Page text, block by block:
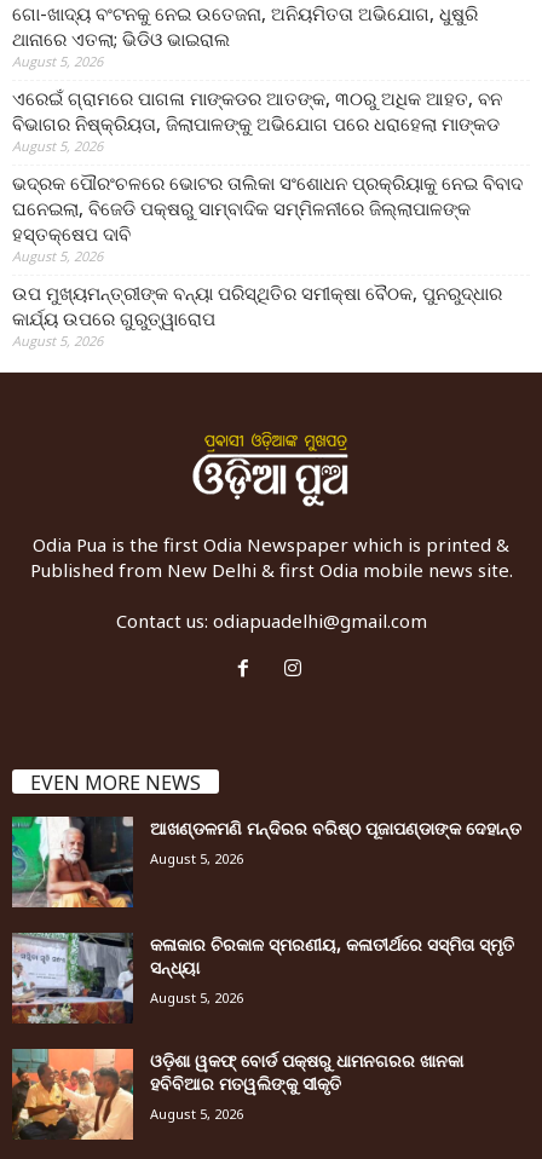
ଗୋ-ଖାଦ୍ୟ ବଂଟନକୁ ନେଇ ଉତେଜନା, ଅନିୟମିତତା ଅଭିଯୋଗ, ଧୁଷୁରି
ଥାନାରେ ଏତଲା; ଭିଡିଓ ଭାଇରାଲ
August 5, 2026
ଏରେଇଁ ଗ୍ରାମରେ ପାଗଳା ମାଙ୍କଡର ଆତଙ୍କ, ୩୦ରୁ ଅଧିକ ଆହତ, ବନ
ବିଭାଗର ନିଷ୍କ୍ରିୟତା, ଜିଲାପାଳଙ୍କୁ ଅଭିଯୋଗ ପରେ ଧରାହେଲା ମାଙ୍କଡ
August 5, 2026
ଭଦ୍ରକ ପୌରଂଚଳରେ ଭୋଟର ତାଲିକା ସଂଶୋଧନ ପ୍ରକ୍ରିୟାକୁ ନେଇ ବିବାଦ
ଘନେଇଲା, ବିଜେଡି ପକ୍ଷରୁ ସାମ୍ବାଦିକ ସମ୍ମିଳନୀରେ ଜିଲ୍ଲାପାଳଙ୍କ
ହସ୍ତକ୍ଷେପ ଦାବି
August 5, 2026
ଉପ ମୁଖ୍ୟମନ୍ତ୍ରୀଙ୍କ ବନ୍ୟା ପରିସ୍ଥିତିର ସମୀକ୍ଷା ବୈଠକ, ପୁନରୁଦ୍ଧାର
କାର୍ଯ୍ୟ ଉପରେ ଗୁରୁତ୍ୱାରୋପ
August 5, 2026
Odia Pua is the first Odia Newspaper which is printed &
Published from New Delhi & first Odia mobile news site.
Contact us: odiapuadelhi@gmail.com
EVEN MORE NEWS
ଆଖଣ୍ଡଳମଣି ମନ୍ଦିରର ବରିଷ୍ଠ ପୂଜାପଣ୍ଡାଙ୍କ ଦେହାନ୍ତ
August 5, 2026
କଳାକାର ଚିରକାଳ ସ୍ମରଣୀୟ, କଳାତୀର୍ଥରେ ସସ୍ମିତା ସ୍ମୃତି
ସନ୍ଧ୍ୟା
August 5, 2026
ଓଡ଼ିଶା ୱକଫ୍ ବୋର୍ଡ ପକ୍ଷରୁ ଧାମନଗରର ଖାନକା
ହବିବିଆର ମତୱଲିଙ୍କୁ ସୀକୃତି
August 5, 2026